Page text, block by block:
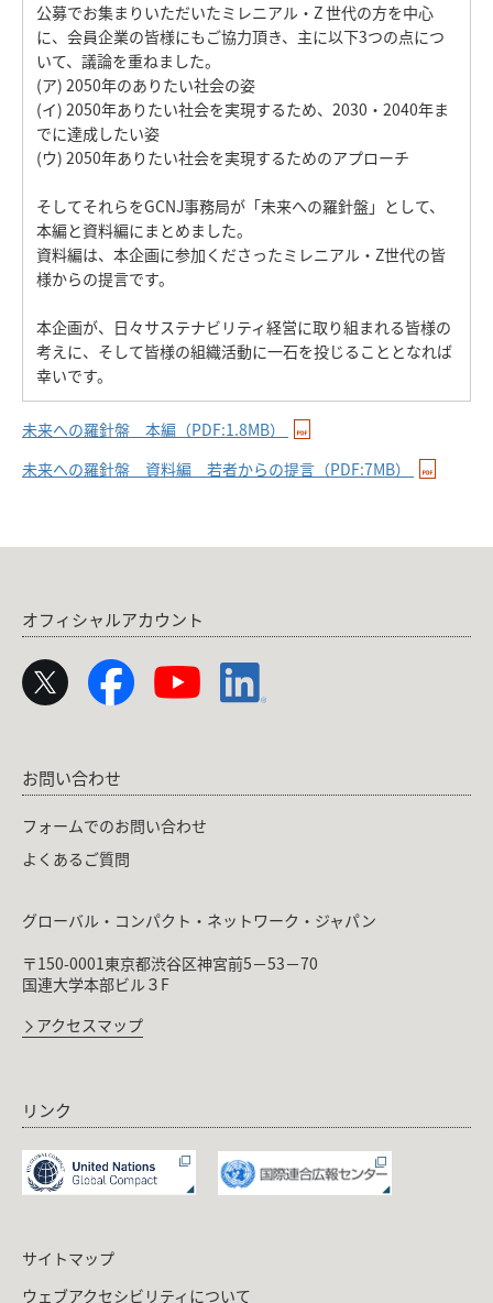
公募でお集まりいただいたミレニアル・Z 世代の方を中心
に、会員企業の皆様にもご協力頂き、主に以下3つの点につ
いて、議論を重ねました。
(ア) 2050年のありたい社会の姿
(イ) 2050年ありたい社会を実現するため、2030・2040年ま
でに達成したい姿
(ウ) 2050年ありたい社会を実現するためのアプローチ
そしてそれらをGCNJ事務局が「未来への羅針盤」として、
本編と資料編にまとめました。
資料編は、本企画に参加くださったミレニアル・Z世代の皆
様からの提言です。
本企画が、日々サステナビリティ経営に取り組まれる皆様の
考えに、そして皆様の組織活動に一石を投じることとなれば
幸いです。
未来への羅針盤＿本編（PDF:1.8MB）
未来への羅針盤＿資料編＿若者からの提言（PDF:7MB）
オフィシャルアカウント
お問い合わせ
フォームでのお問い合わせ
よくあるご質問
グローバル・コンパクト・ネットワーク・ジャパン
〒150-0001東京都渋谷区神宮前5－53－70
国連大学本部ビル３F
アクセスマップ
リンク
サイトマップ
ウェブアクセシビリティについて